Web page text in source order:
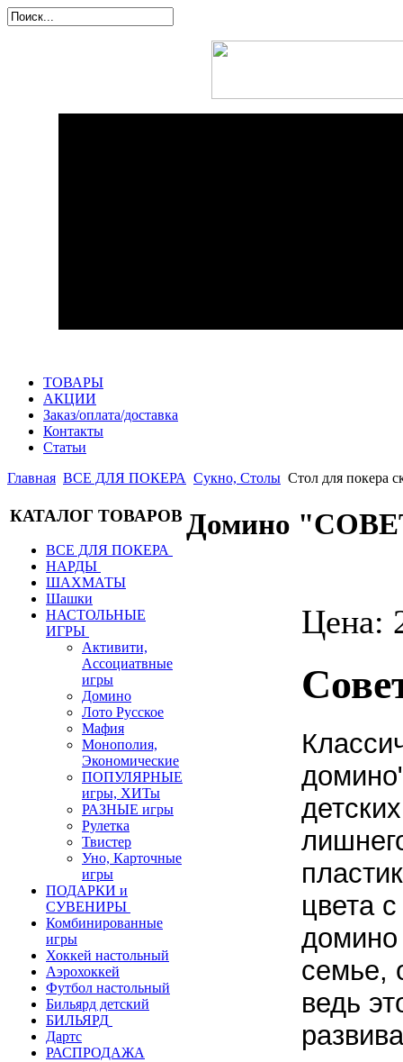
ТОВАРЫ
АКЦИИ
Заказ/оплата/доставка
Контакты
Статьи
Главная ВСЕ ДЛЯ ПОКЕРА Сукно, Столы Стол для покера
КАТАЛОГ ТОВАРОВ
ВСЕ ДЛЯ ПОКЕРА
НАРДЫ
ШАХМАТЫ
Шашки
НАСТОЛЬНЫЕ
ИГРЫ
Активити,
Ассоциатвные
игры
Домино
Лото Русское
Мафия
Монополия,
Экономические
ПОПУЛЯРНЫЕ
игры, ХИТы
РАЗНЫЕ игры
Рулетка
Твистер
Уно, Карточные
игры
ПОДАРКИ и
СУВЕНИРЫ
Комбинированные
игры
Хоккей настольный
Аэрохоккей
Футбол настольный
Бильярд детский
БИЛЬЯРД
Дартс
РАСПРОДАЖА
Домино
Цена:
цвета
семье,
ведь